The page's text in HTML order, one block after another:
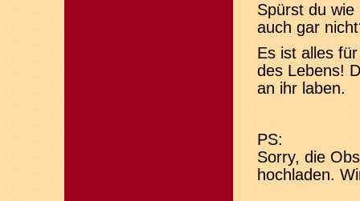
Spürst du
auch gar
Es ist alles
des Lebens!
an ihr laben.
PS:
Sorry, die
hochladen.